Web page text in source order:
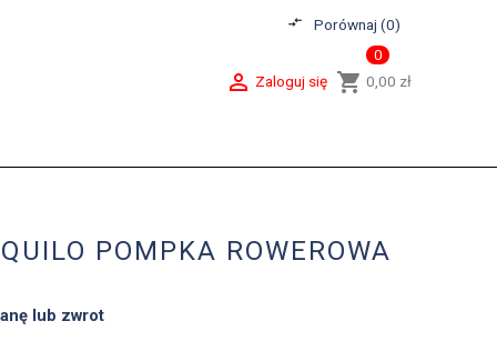
compare_arrows Porównaj (0)
shopping_cart
0
0,00 zł
 Zaloguj się
POMPKA ROWEROWA
lub zwrot